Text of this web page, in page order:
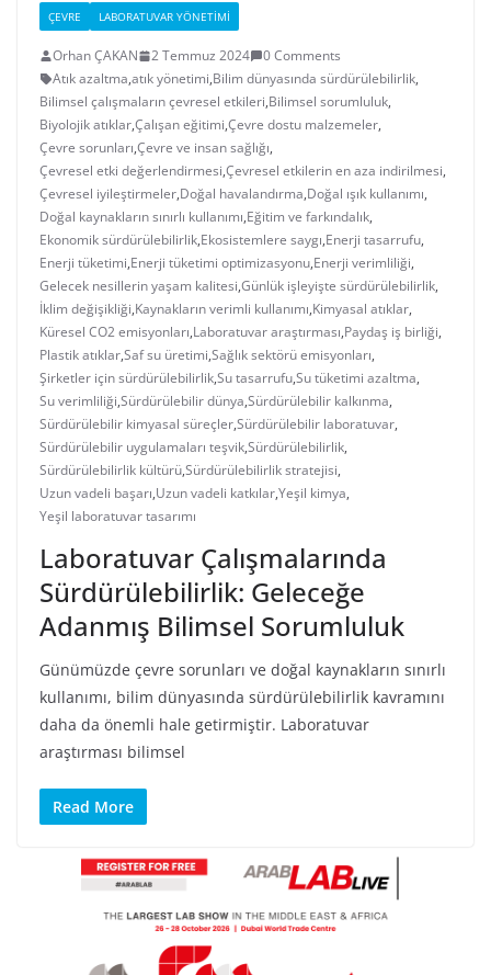
ÇEVRE LABORATUVAR YÖNETIMI
Orhan ÇAKAN 2 Temmuz 2024
0 Comments
Atık azaltma,atık yönetimi,Bilim dünyasında sürdürülebilirlik,
Bilimsel çalışmaların çevresel etkileri,Bilimsel sorumluluk,
Biyolojik atıklar,Çalışan eğitimi,Çevre dostu malzemeler,
Çevre sorunları,Çevre ve insan sağlığı,
Çevresel etki değerlendirmesi,Çevresel etkilerin en aza indirilmesi,
Çevresel iyileştirmeler,Doğal havalandırma,Doğal ışık kullanımı,
Doğal kaynakların sınırlı kullanımı,Eğitim ve farkındalık,
Ekonomik sürdürülebilirlik,Ekosistemlere saygı,Enerji tasarrufu,
Enerji tüketimi,Enerji tüketimi optimizasyonu,Enerji verimliliği,
Gelecek nesillerin yaşam kalitesi,Günlük işleyişte sürdürülebilirlik,
İklim değişikliği,Kaynakların verimli kullanımı,Kimyasal atıklar,
Küresel CO2 emisyonları,Laboratuvar araştırması,Paydaş iş birliği,
Plastik atıklar,Saf su üretimi,Sağlık sektörü emisyonları,
Şirketler için sürdürülebilirlik,Su tasarrufu,Su tüketimi azaltma,
Su verimliliği,Sürdürülebilir dünya,Sürdürülebilir kalkınma,
Sürdürülebilir kimyasal süreçler,Sürdürülebilir laboratuvar,
Sürdürülebilir uygulamaları teşvik,Sürdürülebilirlik,
Sürdürülebilirlik kültürü,Sürdürülebilirlik stratejisi,
Uzun vadeli başarı,Uzun vadeli katkılar,Yeşil kimya,
Yeşil laboratuvar tasarımı
Laboratuvar Çalışmalarında
Sürdürülebilirlik: Geleceğe
Adanmış Bilimsel Sorumluluk
Günümüzde çevre sorunları ve doğal kaynakların sınırlı
kullanımı, bilim dünyasında sürdürülebilirlik kavramını
daha da önemli hale getirmiştir. Laboratuvar
araştırması bilimsel
Read More